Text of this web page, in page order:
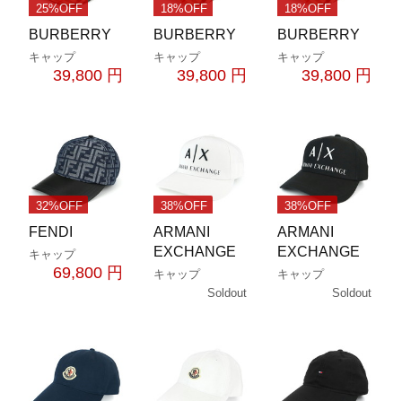
25%OFF
BURBERRY
キャップ
39,800 円
18%OFF
BURBERRY
キャップ
39,800 円
18%OFF
BURBERRY
キャップ
39,800 円
32%OFF
FENDI
キャップ
69,800 円
38%OFF
ARMANI
EXCHANGE
キャップ
Soldout
38%OFF
ARMANI
EXCHANGE
キャップ
Soldout